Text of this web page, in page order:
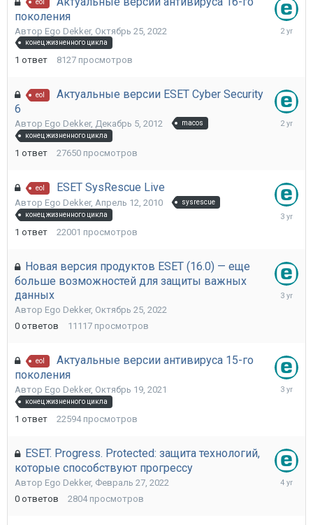
eol
поколения
Автор Ego Dekker, Октябрь 25, 2022
конец жизненного цикла
1 ответ 8127 просмотров
eol
Актуальные версии ESET Cyber Security
6
Автор Ego Dekker, Декабрь 5, 2012
macos
конец жизненного цикла
1 ответ 27650 просмотров
eol ESET SysRescue Live
Автор Ego Dekker, Апрель 12, 2010
sysrescue
конец жизненного цикла
1 ответ 22001 просмотров
Февраль
Новая версия продуктов ESET (16.0) — еще
больше возможностей для защиты важных
данных
Автор Ego Dekker, Октябрь 25, 2022
0 ответов 11117 просмотров
Октябрь
eol
Актуальные версии антивируса 15-го
поколения
Автор Ego Dekker, Октябрь 19, 2021
конец жизненного цикла
1 ответ 22594 просмотров
Август
ESET. Progress. Protected: защита технологий,
которые способствуют прогрессу
Автор Ego Dekker, Февраль 27, 2022
0 ответов 2804 просмотров
Февраль